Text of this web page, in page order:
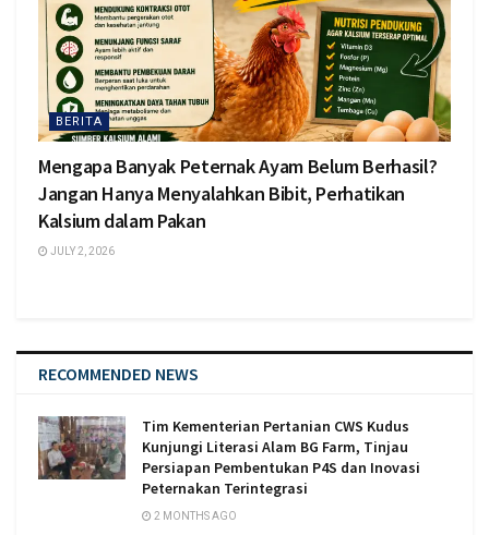
BERITA
Mengapa Banyak Peternak Ayam Belum Berhasil?
Jangan Hanya Menyalahkan Bibit, Perhatikan
Kalsium dalam Pakan
JULY 2, 2026
RECOMMENDED NEWS
Tim Kementerian Pertanian CWS Kudus
Kunjungi Literasi Alam BG Farm, Tinjau
Persiapan Pembentukan P4S dan Inovasi
Peternakan Terintegrasi
2 MONTHS AGO